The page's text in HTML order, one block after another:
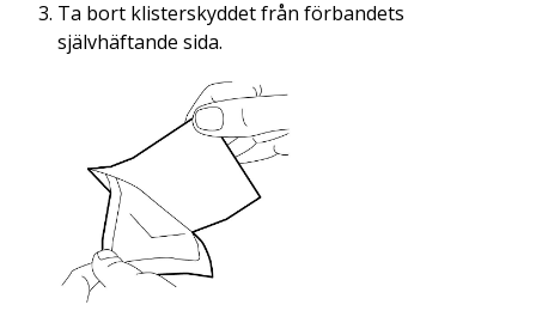
Ta bort klisterskyddet från förbandets
självhäftande sida.